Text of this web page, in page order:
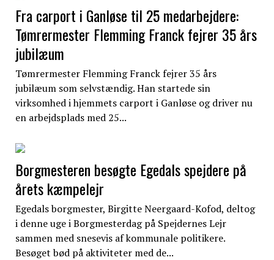
Fra carport i Ganløse til 25 medarbejdere:
Tømrermester Flemming Franck fejrer 35 års
jubilæum
Tømrermester Flemming Franck fejrer 35 års
jubilæum som selvstændig. Han startede sin
virksomhed i hjemmets carport i Ganløse og driver nu
en arbejdsplads med 25...
Borgmesteren besøgte Egedals spejdere på
årets kæmpelejr
Egedals borgmester, Birgitte Neergaard-Kofod, deltog
i denne uge i Borgmesterdag på Spejdernes Lejr
sammen med snesevis af kommunale politikere.
Besøget bød på aktiviteter med de...